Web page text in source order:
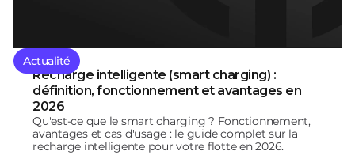
Actualité
Recharge intelligente (smart charging) :
définition, fonctionnement et avantages en
2026
Qu'est-ce que le smart charging ? Fonctionnement,
avantages et cas d'usage : le guide complet sur la
recharge intelligente pour votre flotte en 2026.